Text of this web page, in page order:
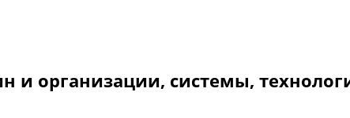
и организации, системы,